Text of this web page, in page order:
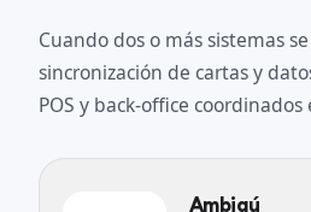
Cuando dos o más sistemas
sincronización de cartas y
POS y back-office
Ambigú